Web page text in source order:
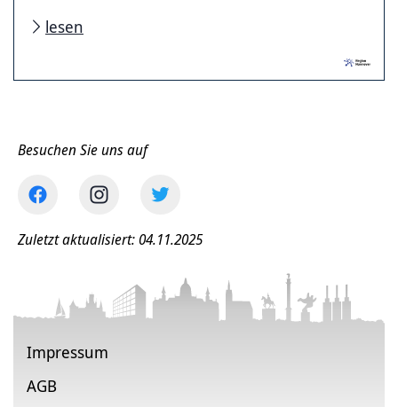
lesen
Besuchen Sie uns auf
Zuletzt aktualisiert: 04.11.2025
Impressum
AGB